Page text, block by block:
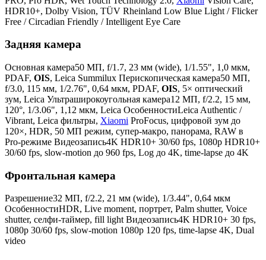
HDR10+, Dolby Vision, TÜV Rheinland Low Blue Light / Flicker
Free / Circadian Friendly / Intelligent Eye Care
Задняя камера
Основная камера50 МП, f/1.7, 23 мм (wide), 1/1.55", 1,0 мкм,
PDAF, OIS, Leica Summilux Перископическая камера50 МП,
f/3.0, 115 мм, 1/2.76", 0,64 мкм, PDAF, OIS, 5× оптический
зум, Leica Ультраширокоугольная камера12 МП, f/2.2, 15 мм,
120°, 1/3.06", 1,12 мкм, Leica ОсобенностиLeica Authentic /
Vibrant, Leica фильтры, Xiaomi ProFocus, цифровой зум до
120×, HDR, 50 МП режим, супер-макро, панорама, RAW в
Pro-режиме Видеозапись4K HDR10+ 30/60 fps, 1080p HDR10+
30/60 fps, slow-motion до 960 fps, Log до 4K, time-lapse до 4K
Фронтальная камера
Разрешение32 МП, f/2.2, 21 мм (wide), 1/3.44", 0,64 мкм
ОсобенностиHDR, Live moment, портрет, Palm shutter, Voice
shutter, селфи-таймер, fill light Видеозапись4K HDR10+ 30 fps,
1080p 30/60 fps, slow-motion 1080p 120 fps, time-lapse 4K, Dual
video